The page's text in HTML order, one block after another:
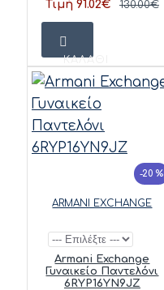
Τιμή 91.02€ 130.00€
ΚΑΛΆΘΙ
-20 %
ARMANI EXCHANGE
Armani Exchange
Γυναικείο Παντελόνι
6RYP16YN9JZ